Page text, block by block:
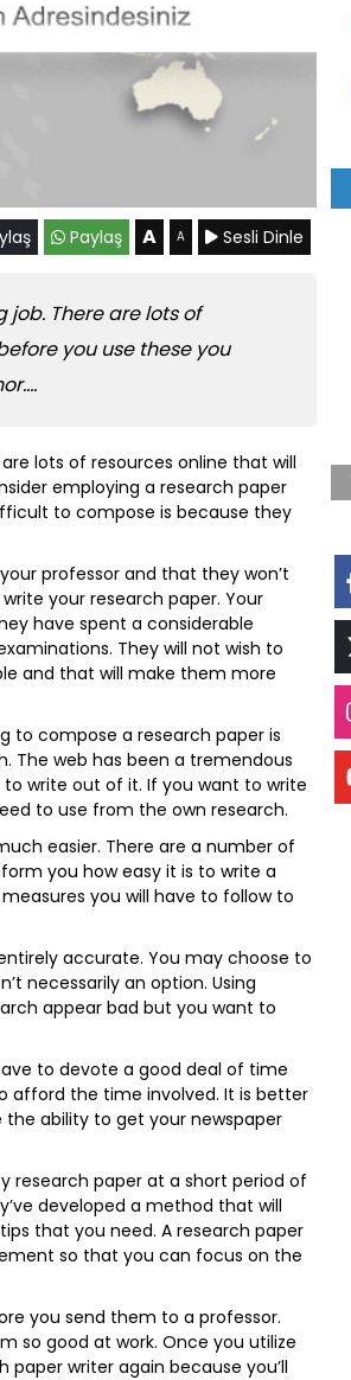
Paylaş A A Sesli Dinle
There are lots of
you use these you
lots of resources online that will
employing a research paper
to compose is because they
professor and that they won’t
your research paper. Your
have spent a considerable
They will not wish to
and that will make them more
to compose a research paper is
The web has been a tremendous
to write out of it. If you want to write
to use from the own research.
easier. There are a number of
you how easy it is to write a
you will have to follow to
accurate. You may choose to
necessarily an option. Using
appear bad but you want to
to devote a good deal of time
afford the time involved. It is better
ability to get your newspaper
research paper at a short period of
developed a method that will
that you need. A research paper
so that you can focus on the
you send them to a professor.
so good at work. Once you utilize
paper writer again because you’ll